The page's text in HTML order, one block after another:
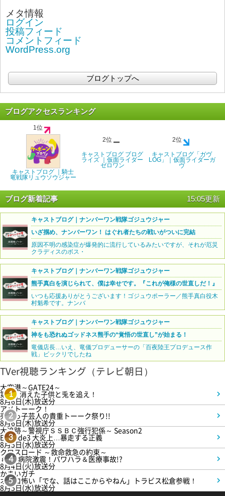
メタ情報
ログイン
投稿フィード
コメントフィード
WordPress.org
ブログトップへ
ブログアクセスランキング
1位
キャストブログ ｜騎士
竜戦隊リュウソウジャー
2位
キャストブログ ブログ
ライズ ｜仮面ライダー
ゼロワン
2位
キャストブログ「ガヴ
LOG」｜仮面ライダーガ
ヴ
ブログ新着記事 15:05更新
キャストブログ｜ナンバーワン戦隊ゴジュウジャー
いざ掴め、ナンバーワン！ はぐれ者たちの戦いがついに完結
原因不明の感染症が爆発的に流行しているみたいですが、それが厄災
クラディスのボス・
キャストブログ｜ナンバーワン戦隊ゴジュウジャー
熊手真白を演じられて、僕は幸せです。『これが俺様の世直しだ！』
いつも応援ありがとうございます！ゴジュウポーラー／熊手真白役木
村魁希です。ナンバ
キャストブログ｜ナンバーワン戦隊ゴジュウジャー
神をも恐れぬゴッドネス熊手の“覚悟の世直し”が始まる！
竜儀店長…いえ、竜儀プロデューサーの「百夜陸王プロデュース作
戦」ビックリでしたね
TVer視聴ランキング（テレビ朝日）
1
大空港～GATE24～
第3話 消えた子供と兎を追え！
8月6日(木)放送分
2
アメトーーク！
売れっ子芸人の貴重トーーク祭り!!
8月6日(木)放送分
3
大追跡～警視庁ＳＳＢＣ強行犯係～ Season2
Episode3 大炎上…暴走する正義
8月5日(水)放送分
4
クロスロード ～救命救急の約束～
＃5 病院激震！パワハラ＆医療事故!?
8月4日(火)放送分
5
かまいガチ
オモロ怖い「でな、話はここからやねん」トラビス松倉参戦！
8月5日(水)放送分